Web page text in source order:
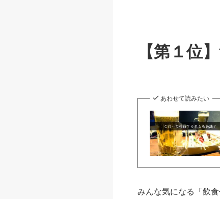
【第１位
あわせて読みたい
みんな気になる「飲